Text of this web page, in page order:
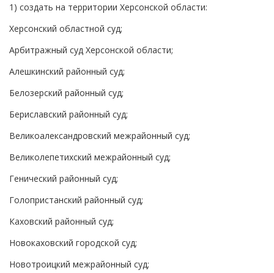
1) создать на территории Херсонской области:
Херсонский областной суд;
Арбитражный суд Херсонской области;
Алешкинский районный суд;
Белозерский районный суд;
Бериславский районный суд;
Великоалександровский межрайонный суд;
Великолепетихский межрайонный суд;
Генический районный суд;
Голопристанский районный суд;
Каховский районный суд;
Новокаховский городской суд;
Новотроицкий межрайонный суд;